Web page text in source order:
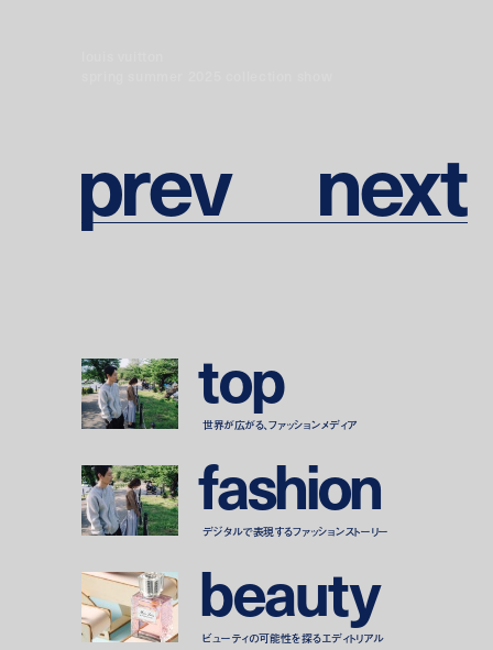
prev next
top
世界が広がる、ファッションメディア
fashion
デジタルで表現するファッションストーリー
beauty
ビューティの可能性を探るエディトリアル